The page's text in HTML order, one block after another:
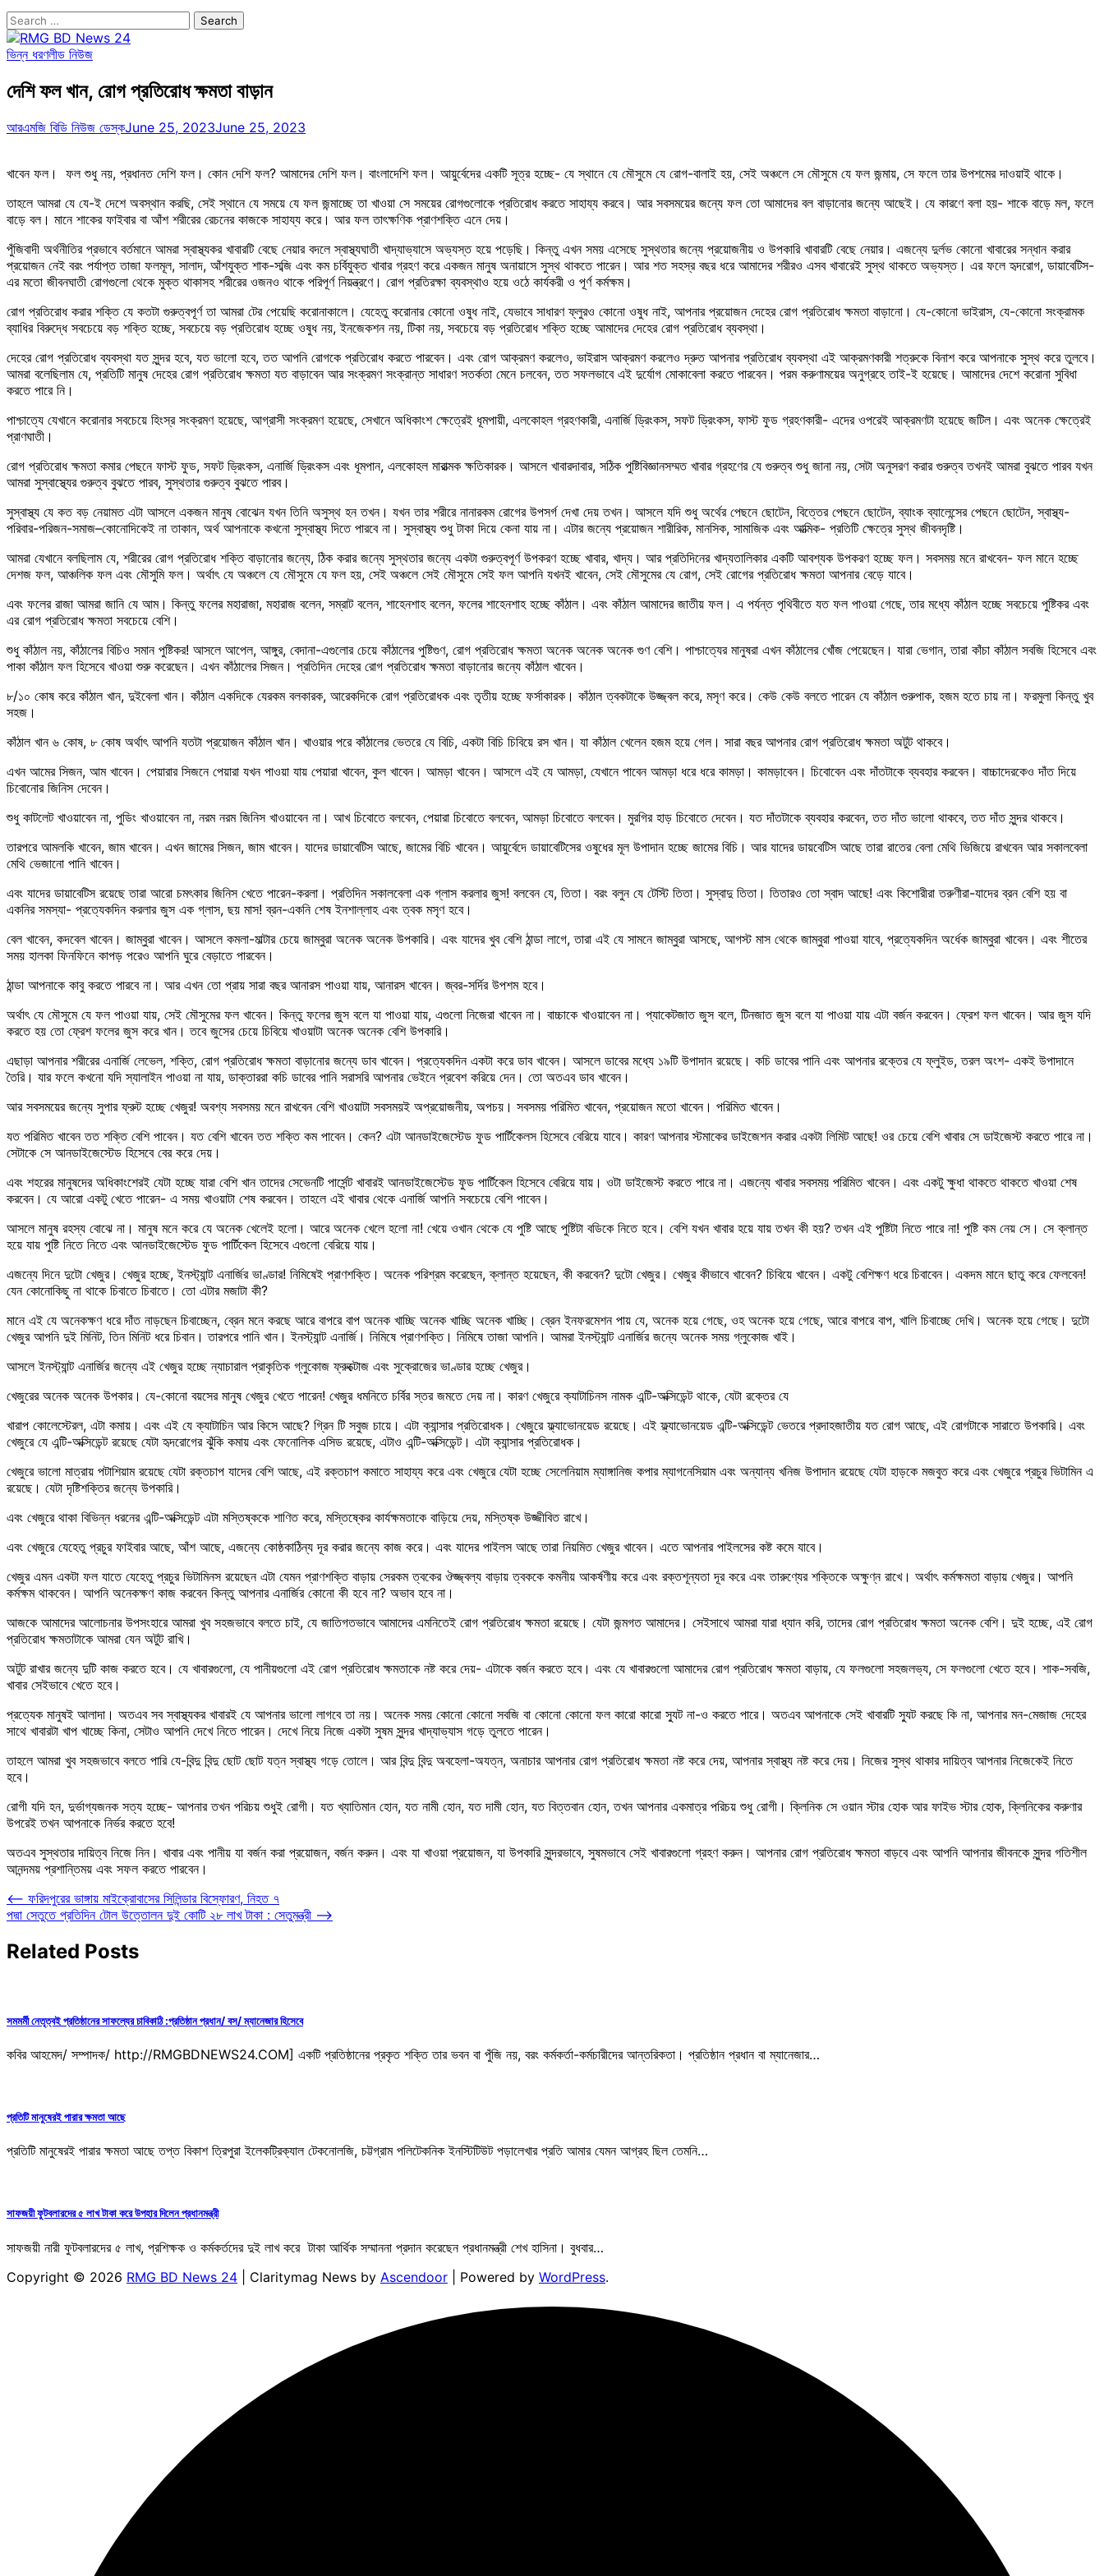
Search
for:
ভিন্ন ধরণলীড নিউজ
দেশি ফল খান, রোগ প্রতিরোধ ক্ষমতা বাড়ান
আরএমজি বিডি নিউজ ডেস্কJune 25, 2023June 25, 2023
খাবেন ফল। ফল শুধু নয়, প্রধানত দেশি ফল। কোন দেশি ফল? আমাদের দেশি ফল। বাংলাদেশি ফল। আয়ুর্বেদের একটি সূত্র হচ্ছে- যে স্থানে যে মৌসুমে যে রোগ-বালাই হয়, সেই অঞ্চলে সে মৌসুমে যে ফল জন্মায়, সে ফলে তার উপশমের দাওয়াই থাকে।
তাহলে আমরা যে যে-ই দেশে অবস্থান করছি, সেই স্থানে যে সময়ে যে ফল জন্মাচ্ছে তা খাওয়া সে সময়ের রোগগুলোকে প্রতিরোধ করতে সাহায্য করবে। আর সবসময়ের জন্যে ফল তো আমাদের বল বাড়ানোর জন্যে আছেই। যে কারণে বলা হয়- শাকে বাড়ে মল, ফলে
বাড়ে বল। মানে শাকের ফাইবার বা আঁশ শরীরের রেচনের কাজকে সাহায্য করে। আর ফল তাৎক্ষণিক প্রাণশক্তি এনে দেয়।
পুঁজিবাদী অর্থনীতির প্রভাবে বর্তমানে আমরা স্বাস্থ্যকর খাবারটি বেছে নেয়ার বদলে স্বাস্থ্যঘাতী খাদ্যাভ্যাসে অভ্যস্ত হয়ে পড়েছি। কিন্তু এখন সময় এসেছে সুস্থতার জন্যে প্রয়োজনীয় ও উপকারি খাবারটি বেছে নেয়ার। এজন্যে দুর্লভ কোনো খাবারের সন্ধান করার
প্রয়োজন নেই বরং পর্যাপ্ত তাজা ফলমূল, সালাদ, আঁশযুক্ত শাক-সব্জি এবং কম চর্বিযুক্ত খাবার গ্রহণ করে একজন মানুষ অনায়াসে সুস্থ থাকতে পারেন। আর শত সহস্র বছর ধরে আমাদের শরীরও এসব খাবারেই সুস্থ থাকতে অভ্যস্ত। এর ফলে হৃদরোগ, ডায়াবেটিস-
এর মতো জীবনঘাতী রোগগুলো থেকে মুক্ত থাকাসহ শরীরের ওজনও থাকে পরিপূর্ণ নিয়ন্ত্রণে। রোগ প্রতিরক্ষা ব্যবস্থাও হয়ে ওঠে কার্যকরী ও পূর্ণ কর্মক্ষম।
রোগ প্রতিরোধ করার শক্তি যে কতটা গুরুত্বপূর্ণ তা আমরা টের পেয়েছি করোনাকালে। যেহেতু করোনার কোনো ওষুধ নাই, যেভাবে সাধারণ ফ্লুরও কোনো ওষুধ নাই, আপনার প্রয়োজন দেহের রোগ প্রতিরোধ ক্ষমতা বাড়ানো। যে-কোনো ভাইরাস, যে-কোনো সংক্রামক
ব্যাধির বিরুদ্ধে সবচেয়ে বড় শক্তি হচ্ছে, সবচেয়ে বড় প্রতিরোধ হচ্ছে ওষুধ নয়, ইনজেকশন নয়, টিকা নয়, সবচেয়ে বড় প্রতিরোধ শক্তি হচ্ছে আমাদের দেহের রোগ প্রতিরোধ ব্যবস্থা।
দেহের রোগ প্রতিরোধ ব্যবস্থা যত সুন্দর হবে, যত ভালো হবে, তত আপনি রোগকে প্রতিরোধ করতে পারবেন। এবং রোগ আক্রমণ করলেও, ভাইরাস আক্রমণ করলেও দ্রুত আপনার প্রতিরোধ ব্যবস্থা এই আক্রমণকারী শত্রুকে বিনাশ করে আপনাকে সুস্থ করে তুলবে।
আমরা বলেছিলাম যে, প্রতিটি মানুষ দেহের রোগ প্রতিরোধ ক্ষমতা যত বাড়াবেন আর সংক্রমণ সংক্রান্ত সাধারণ সতর্কতা মেনে চলবেন, তত সফলভাবে এই দুর্যোগ মোকাবেলা করতে পারবেন। পরম করুণাময়ের অনুগ্রহে তাই-ই হয়েছে। আমাদের দেশে করোনা সুবিধা
করতে পারে নি।
পাশ্চাত্যে যেখানে করোনার সবচেয়ে হিংস্র সংক্রমণ হয়েছে, আগ্রাসী সংক্রমণ হয়েছে, সেখানে অধিকাংশ ক্ষেত্রেই ধূমপায়ী, এলকোহল গ্রহণকারী, এনার্জি ড্রিংকস, সফট ড্রিংকস, ফাস্ট ফুড গ্রহণকারী- এদের ওপরেই আক্রমণটা হয়েছে জটিল। এবং অনেক ক্ষেত্রেই
প্রাণঘাতী।
রোগ প্রতিরোধ ক্ষমতা কমার পেছনে ফাস্ট ফুড, সফট ড্রিংকস, এনার্জি ড্রিংকস এবং ধূমপান, এলকোহল মারাত্মক ক্ষতিকারক। আসলে খাবারদাবার, সঠিক পুষ্টিবিজ্ঞানসম্মত খাবার গ্রহণের যে গুরুত্ব শুধু জানা নয়, সেটা অনুসরণ করার গুরুত্ব তখনই আমরা বুঝতে পারব যখন
আমরা সুস্বাস্থ্যের গুরুত্ব বুঝতে পারব, সুস্থতার গুরুত্ব বুঝতে পারব।
সুস্বাস্থ্য যে কত বড় নেয়ামত এটা আসলে একজন মানুষ বোঝেন যখন তিনি অসুস্থ হন তখন। যখন তার শরীরে নানারকম রোগের উপসর্গ দেখা দেয় তখন। আসলে যদি শুধু অর্থের পেছনে ছোটেন, বিত্তের পেছনে ছোটেন, ব্যাংক ব্যালেন্সের পেছনে ছোটেন, স্বাস্থ্য-
পরিবার-পরিজন-সমাজ–কোনোদিকেই না তাকান, অর্থ আপনাকে কখনো সুস্বাস্থ্য দিতে পারবে না। সুস্বাস্থ্য শুধু টাকা দিয়ে কেনা যায় না। এটার জন্যে প্রয়োজন শারীরিক, মানসিক, সামাজিক এবং আত্মিক- প্রতিটি ক্ষেত্রে সুস্থ জীবনদৃষ্টি।
আমরা যেখানে বলছিলাম যে, শরীরের রোগ প্রতিরোধ শক্তি বাড়ানোর জন্যে, ঠিক করার জন্যে সুস্থতার জন্যে একটা গুরুত্বপূর্ণ উপকরণ হচ্ছে খাবার, খাদ্য। আর প্রতিদিনের খাদ্যতালিকার একটি আবশ্যক উপকরণ হচ্ছে ফল। সবসময় মনে রাখবেন- ফল মানে হচ্ছে
দেশজ ফল, আঞ্চলিক ফল এবং মৌসুমি ফল। অর্থাৎ যে অঞ্চলে যে মৌসুমে যে ফল হয়, সেই অঞ্চলে সেই মৌসুমে সেই ফল আপনি যখনই খাবেন, সেই মৌসুমের যে রোগ, সেই রোগের প্রতিরোধ ক্ষমতা আপনার বেড়ে যাবে।
এবং ফলের রাজা আমরা জানি যে আম। কিন্তু ফলের মহারাজা, মহারাজ বলেন, সম্রাট বলেন, শাহেনশাহ বলেন, ফলের শাহেনশাহ হচ্ছে কাঁঠাল। এবং কাঁঠাল আমাদের জাতীয় ফল। এ পর্যন্ত পৃথিবীতে যত ফল পাওয়া গেছে, তার মধ্যে কাঁঠাল হচ্ছে সবচেয়ে পুষ্টিকর এবং
এর রোগ প্রতিরোধ ক্ষমতা সবচেয়ে বেশি।
শুধু কাঁঠাল নয়, কাঁঠালের বিচিও সমান পুষ্টিকর! আসলে আপেল, আঙ্গুর, বেদানা-এগুলোর চেয়ে কাঁঠালের পুষ্টিগুণ, রোগ প্রতিরোধ ক্ষমতা অনেক অনেক অনেক গুণ বেশি। পাশ্চাত্যের মানুষরা এখন কাঁঠালের খোঁজ পেয়েছেন। যারা ভেগান, তারা কাঁচা কাঁঠাল সবজি হিসেবে এবং
পাকা কাঁঠাল ফল হিসেবে খাওয়া শুরু করেছেন। এখন কাঁঠালের সিজন। প্রতিদিন দেহের রোগ প্রতিরোধ ক্ষমতা বাড়ানোর জন্যে কাঁঠাল খাবেন।
৮/১০ কোষ করে কাঁঠাল খান, দুইবেলা খান। কাঁঠাল একদিকে যেরকম বলকারক, আরেকদিকে রোগ প্রতিরোধক এবং তৃতীয় হচ্ছে ফর্সাকারক। কাঁঠাল ত্বকটাকে উজ্জ্বল করে, মসৃণ করে। কেউ কেউ বলতে পারেন যে কাঁঠাল গুরুপাক, হজম হতে চায় না। ফরমুলা কিন্তু খুব
সহজ।
কাঁঠাল খান ৬ কোষ, ৮ কোষ অর্থাৎ আপনি যতটা প্রয়োজন কাঁঠাল খান। খাওয়ার পরে কাঁঠালের ভেতরে যে বিচি, একটা বিচি চিবিয়ে রস খান। যা কাঁঠাল খেলেন হজম হয়ে গেল। সারা বছর আপনার রোগ প্রতিরোধ ক্ষমতা অটুট থাকবে।
এখন আমের সিজন, আম খাবেন। পেয়ারার সিজনে পেয়ারা যখন পাওয়া যায় পেয়ারা খাবেন, কুল খাবেন। আমড়া খাবেন। আসলে এই যে আমড়া, যেখানে পাবেন আমড়া ধরে ধরে কামড়া। কামড়াবেন। চিবোবেন এবং দাঁতটাকে ব্যবহার করবেন। বাচ্চাদেরকেও দাঁত দিয়ে
চিবোনোর জিনিস দেবেন।
শুধু কাটলেট খাওয়াবেন না, পুডিং খাওয়াবেন না, নরম নরম জিনিস খাওয়াবেন না। আখ চিবোতে বলবেন, পেয়ারা চিবোতে বলবেন, আমড়া চিবোতে বলবেন। মুরগির হাড় চিবোতে দেবেন। যত দাঁতটাকে ব্যবহার করবেন, তত দাঁত ভালো থাকবে, তত দাঁত সুন্দর থাকবে।
তারপরে আমলকি খাবেন, জাম খাবেন। এখন জামের সিজন, জাম খাবেন। যাদের ডায়াবেটিস আছে, জামের বিচি খাবেন। আয়ুর্বেদে ডায়াবেটিসের ওষুধের মূল উপাদান হচ্ছে জামের বিচি। আর যাদের ডায়বেটিস আছে তারা রাতের বেলা মেথি ভিজিয়ে রাখবেন আর সকালবেলা
মেথি ভেজানো পানি খাবেন।
এবং যাদের ডায়াবেটিস রয়েছে তারা আরো চমৎকার জিনিস খেতে পারেন-করলা। প্রতিদিন সকালবেলা এক গ্লাস করলার জুস! বলবেন যে, তিতা। বরং বলুন যে টেস্টি তিতা। সুস্বাদু তিতা। তিতারও তো স্বাদ আছে! এবং কিশোরীরা তরুণীরা-যাদের ব্রন বেশি হয় বা
একনির সমস্যা- প্রত্যেকদিন করলার জুস এক গ্লাস, ছয় মাস! ব্রন-একনি শেষ ইনশাল্লাহ এবং ত্বক মসৃণ হবে।
বেল খাবেন, কদবেল খাবেন। জাম্বুরা খাবেন। আসলে কমলা-মাল্টার চেয়ে জাম্বুরা অনেক অনেক উপকারি। এবং যাদের খুব বেশি ঠান্ডা লাগে, তারা এই যে সামনে জাম্বুরা আসছে, আগস্ট মাস থেকে জাম্বুরা পাওয়া যাবে, প্রত্যেকদিন অর্ধেক জাম্বুরা খাবেন। এবং শীতের
সময় হালকা ফিনফিনে কাপড় পরেও আপনি ঘুরে বেড়াতে পারবেন।
ঠান্ডা আপনাকে কাবু করতে পারবে না। আর এখন তো প্রায় সারা বছর আনারস পাওয়া যায়, আনারস খাবেন। জ্বর-সর্দির উপশম হবে।
অর্থাৎ যে মৌসুমে যে ফল পাওয়া যায়, সেই মৌসুমের ফল খাবেন। কিন্তু ফলের জুস বলে যা পাওয়া যায়, এগুলো নিজেরা খাবেন না। বাচ্চাকে খাওয়াবেন না। প্যাকেটজাত জুস বলে, টিনজাত জুস বলে যা পাওয়া যায় এটা বর্জন করবেন। ফ্রেশ ফল খাবেন। আর জুস যদি
করতে হয় তো ফ্রেশ ফলের জুস করে খান। তবে জুসের চেয়ে চিবিয়ে খাওয়াটা অনেক অনেক বেশি উপকারি।
এছাড়া আপনার শরীরের এনার্জি লেভেল, শক্তি, রোগ প্রতিরোধ ক্ষমতা বাড়ানোর জন্যে ডাব খাবেন। প্রত্যেকদিন একটা করে ডাব খাবেন। আসলে ডাবের মধ্যে ১৯টি উপাদান রয়েছে। কচি ডাবের পানি এবং আপনার রক্তের যে ফ্লুইড, তরল অংশ- একই উপাদানে
তৈরি। যার ফলে কখনো যদি স্যালাইন পাওয়া না যায়, ডাক্তাররা কচি ডাবের পানি সরাসরি আপনার ভেইনে প্রবেশ করিয়ে দেন। তো অতএব ডাব খাবেন।
আর সবসময়ের জন্যে সুপার ফ্রুট হচ্ছে খেজুর! অবশ্য সবসময় মনে রাখবেন বেশি খাওয়াটা সবসময়ই অপ্রয়োজনীয়, অপচয়। সবসময় পরিমিত খাবেন, প্রয়োজন মতো খাবেন। পরিমিত খাবেন।
যত পরিমিত খাবেন তত শক্তি বেশি পাবেন। যত বেশি খাবেন তত শক্তি কম পাবেন। কেন? এটা আনডাইজেস্টেড ফুড পার্টিকেলস হিসেবে বেরিয়ে যাবে। কারণ আপনার স্টমাকের ডাইজেশন করার একটা লিমিট আছে! ওর চেয়ে বেশি খাবার সে ডাইজেস্ট করতে পারে না।
সেটাকে সে আনডাইজেস্টেড হিসেবে বের করে দেয়।
এবং শহরের মানুষদের অধিকাংশেরই যেটা হচ্ছে যারা বেশি খান তাদের সেভেনটি পার্সেন্ট খাবারই আনডাইজেস্টেড ফুড পার্টিকেল হিসেবে বেরিয়ে যায়। ওটা ডাইজেস্ট করতে পারে না। এজন্যে খাবার সবসময় পরিমিত খাবেন। এবং একটু ক্ষুধা থাকতে থাকতে খাওয়া শেষ
করবেন। যে আরো একটু খেতে পারেন- এ সময় খাওয়াটা শেষ করবেন। তাহলে এই খাবার থেকে এনার্জি আপনি সবচেয়ে বেশি পাবেন।
আসলে মানুষ রহস্য বোঝে না। মানুষ মনে করে যে অনেক খেলেই হলো। আরে অনেক খেলে হলো না! খেয়ে ওখান থেকে যে পুষ্টি আছে পুষ্টিটা বডিকে নিতে হবে। বেশি যখন খাবার হয়ে যায় তখন কী হয়? তখন এই পুষ্টিটা নিতে পারে না! পুষ্টি কম নেয় সে। সে ক্লান্ত
হয়ে যায় পুষ্টি নিতে নিতে এবং আনডাইজেস্টেড ফুড পার্টিকেল হিসেবে এগুলো বেরিয়ে যায়।
এজন্যে দিনে দুটো খেজুর। খেজুর হচ্ছে, ইনস্ট্যান্ট এনার্জির ভাণ্ডার! নিমিষেই প্রাণশক্তি। অনেক পরিশ্রম করেছেন, ক্লান্ত হয়েছেন, কী করবেন? দুটো খেজুর। খেজুর কীভাবে খাবেন? চিবিয়ে খাবেন। একটু বেশিক্ষণ ধরে চিবাবেন। একদম মানে ছাতু করে ফেলবেন!
যেন কোনোকিছু না থাকে চিবাতে চিবাতে। তো এটার মজাটা কী?
মানে এই যে অনেকক্ষণ ধরে দাঁত নাড়ছেন চিবাচ্ছেন, ব্রেন মনে করছে আরে বাপরে বাপ অনেক খাচ্ছি অনেক খাচ্ছি অনেক খাচ্ছি। ব্রেন ইনফরমেশন পায় যে, অনেক হয়ে গেছে, ওহ অনেক হয়ে গেছে, আরে বাপরে বাপ, খালি চিবাচ্ছে দেখি। অনেক হয়ে গেছে। দুটো
খেজুর আপনি দুই মিনিট, তিন মিনিট ধরে চিবান। তারপরে পানি খান। ইনস্ট্যান্ট এনার্জি। নিমিষে প্রাণশক্তি। নিমিষে তাজা আপনি। আমরা ইনস্ট্যান্ট এনার্জির জন্যে অনেক সময় গ্লুকোজ খাই।
আসলে ইনস্ট্যান্ট এনার্জির জন্যে এই খেজুর হচ্ছে ন্যাচারাল প্রাকৃতিক গ্লুকোজ ফ্রুক্টোজ এবং সুক্রোজের ভাণ্ডার হচ্ছে খেজুর।
খেজুরের অনেক অনেক উপকার। যে-কোনো বয়সের মানুষ খেজুর খেতে পারেন! খেজুর ধমনিতে চর্বির স্তর জমতে দেয় না। কারণ খেজুরে ক্যাটাচিনস নামক এন্টি-অক্সিডেন্ট থাকে, যেটা রক্তের যে
খারাপ কোলেস্টেরল, এটা কমায়। এবং এই যে ক্যাটাচিন আর কিসে আছে? গ্রিন টি সবুজ চায়ে। এটা ক্যান্সার প্রতিরোধক। খেজুরে ফ্ল্যাভোনয়েড রয়েছে। এই ফ্ল্যাভোনয়েড এন্টি-অক্সিডেন্ট ভেতরে প্রদাহজাতীয় যত রোগ আছে, এই রোগটাকে সারাতে উপকারি। এবং
খেজুরে যে এন্টি-অক্সিডেন্ট রয়েছে যেটা হৃদরোগের ঝুঁকি কমায় এবং ফেনোলিক এসিড রয়েছে, এটাও এন্টি-অক্সিডেন্ট। এটা ক্যান্সার প্রতিরোধক।
খেজুরে ভালো মাত্রায় পটাশিয়াম রয়েছে যেটা রক্তচাপ যাদের বেশি আছে, এই রক্তচাপ কমাতে সাহায্য করে এবং খেজুরে যেটা হচ্ছে সেলেনিয়াম ম্যাঙ্গানিজ কপার ম্যাগনেসিয়াম এবং অন্যান্য খনিজ উপাদান রয়েছে যেটা হাড়কে মজবুত করে এবং খেজুরে প্রচুর ভিটামিন এ
রয়েছে। যেটা দৃষ্টিশক্তির জন্যে উপকারি।
এবং খেজুরে থাকা বিভিন্ন ধরনের এন্টি-অক্সিডেন্ট এটা মস্তিষ্ককে শাণিত করে, মস্তিষ্কের কার্যক্ষমতাকে বাড়িয়ে দেয়, মস্তিষ্ক উজ্জীবিত রাখে।
এবং খেজুরে যেহেতু প্রচুর ফাইবার আছে, আঁশ আছে, এজন্যে কোষ্ঠকাঠিন্য দূর করার জন্যে কাজ করে। এবং যাদের পাইলস আছে তারা নিয়মিত খেজুর খাবেন। এতে আপনার পাইলসের কষ্ট কমে যাবে।
খেজুর এমন একটা ফল যাতে যেহেতু প্রচুর ভিটামিনস রয়েছেন এটা যেমন প্রাণশক্তি বাড়ায় সেরকম ত্বকের ঔজ্জ্বল্য বাড়ায় ত্বককে কমনীয় আকর্ষণীয় করে এবং রক্তশূন্যতা দূর করে এবং তারুণ্যের শক্তিকে অক্ষুণ্ন রাখে। অর্থাৎ কর্মক্ষমতা বাড়ায় খেজুর। আপনি
কর্মক্ষম থাকবেন। আপনি অনেকক্ষণ কাজ করবেন কিন্তু আপনার এনার্জির কোনো কী হবে না? অভাব হবে না।
আজকে আমাদের আলোচনার উপসংহারে আমরা খুব সহজভাবে বলতে চাই, যে জাতিগতভাবে আমাদের এমনিতেই রোগ প্রতিরোধ ক্ষমতা রয়েছে। যেটা জন্মগত আমাদের। সেইসাথে আমরা যারা ধ্যান করি, তাদের রোগ প্রতিরোধ ক্ষমতা অনেক বেশি। দুই হচ্ছে, এই রোগ
প্রতিরোধ ক্ষমতাটাকে আমরা যেন অটুট রাখি।
অটুট রাখার জন্যে দুটি কাজ করতে হবে। যে খাবারগুলো, যে পানীয়গুলো এই রোগ প্রতিরোধ ক্ষমতাকে নষ্ট করে দেয়- এটাকে বর্জন করতে হবে। এবং যে খাবারগুলো আমাদের রোগ প্রতিরোধ ক্ষমতা বাড়ায়, যে ফলগুলো সহজলভ্য, সে ফলগুলো খেতে হবে। শাক-সবজি,
খাবার সেইভাবে খেতে হবে।
প্রত্যেক মানুষই আলাদা। অতএব সব স্বাস্থ্যকর খাবারই যে আপনার ভালো লাগবে তা নয়। অনেক সময় কোনো কোনো সবজি বা কোনো কোনো ফল কারো কারো স্যুট না-ও করতে পারে। অতএব আপনাকে সেই খাবারটি স্যুট করছে কি না, আপনার মন-মেজাজ দেহের
সাথে খাবারটা খাপ খাচ্ছে কিনা, সেটাও আপনি দেখে নিতে পারেন। দেখে নিয়ে নিজে একটা সুষম সুন্দর খাদ্যাভ্যাস গড়ে তুলতে পারেন।
তাহলে আমরা খুব সহজভাবে বলতে পারি যে-বিন্দু বিন্দু ছোট ছোট যত্ন স্বাস্থ্য গড়ে তোলে। আর বিন্দু বিন্দু অবহেলা-অযত্ন, অনাচার আপনার রোগ প্রতিরোধ ক্ষমতা নষ্ট করে দেয়, আপনার স্বাস্থ্য নষ্ট করে দেয়। নিজের সুস্থ থাকার দায়িত্ব আপনার নিজেকেই নিতে
হবে।
রোগী যদি হন, দুর্ভাগ্যজনক সত্য হচ্ছে- আপনার তখন পরিচয় শুধুই রোগী। যত খ্যাতিমান হোন, যত নামী হোন, যত দামী হোন, যত বিত্তবান হোন, তখন আপনার একমাত্র পরিচয় শুধু রোগী। ক্লিনিক সে ওয়ান স্টার হোক আর ফাইভ স্টার হোক, ক্লিনিকের করুণার
উপরেই তখন আপনাকে নির্ভর করতে হবে!
অতএব সুস্থতার দায়িত্ব নিজে নিন। খাবার এবং পানীয় যা বর্জন করা প্রয়োজন, বর্জন করুন। এবং যা খাওয়া প্রয়োজন, যা উপকারি সুন্দরভাবে, সুষমভাবে সেই খাবারগুলো গ্রহণ করুন। আপনার রোগ প্রতিরোধ ক্ষমতা বাড়বে এবং আপনি আপনার জীবনকে সুন্দর গতিশীল
আনন্দময় প্রশান্তিময় এবং সফল করতে পারবেন।
Post
navigation
⟵ ফরিদপুরের ভাঙ্গায় মাইক্রোবাসের সিলিন্ডার বিস্ফোরণ, নিহত ৭
পদ্মা সেতুতে প্রতিদিন টোল উত্তোলন দুই কোটি ২৮ লাখ টাকা : সেতুমন্ত্রী ⟶
Related Posts
সমমর্মী নেতৃত্বই প্রতিষ্ঠানের সাফল্যের চাবিকাঠি :প্রতিষ্ঠান প্রধান/ বস/ ম্যানেজার হিসেবে
কবির আহমেদ/ সম্পাদক/ http://RMGBDNEWS24.COM] একটি প্রতিষ্ঠানের প্রকৃত শক্তি তার ভবন বা পুঁজি নয়, বরং কর্মকর্তা-কর্মচারীদের আন্তরিকতা। প্রতিষ্ঠান প্রধান বা ম্যানেজার…
প্রতিটি মানুষেরই পারার ক্ষমতা আছে
প্রতিটি মানুষেরই পারার ক্ষমতা আছে তপ্ত বিকাশ ত্রিপুরা ইলেকট্রিক্যাল টেকনোলজি, চট্টগ্রাম পলিটেকনিক ইনস্টিটিউট পড়ালেখার প্রতি আমার যেমন আগ্রহ ছিল তেমনি…
সাফজয়ী ফুটবলারদের ৫ লাখ টাকা করে উপহার দিলেন প্রধানমন্ত্রী
সাফজয়ী নারী ফুটবলারদের ৫ লাখ, প্রশিক্ষক ও কর্মকর্তদের দুই লাখ করে টাকা আর্থিক সম্মাননা প্রদান করেছেন প্রধানমন্ত্রী শেখ হাসিনা। বুধবার…
Copyright © 2026 RMG BD News 24 | Claritymag News by Ascendoor | Powered by WordPress.